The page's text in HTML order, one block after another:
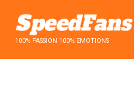
contenu100% PASSION 100% EMOTIONS